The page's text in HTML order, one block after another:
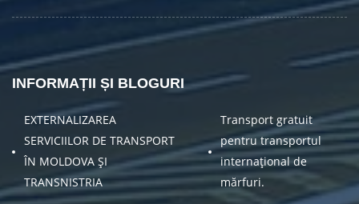
INFORMAȚII ȘI BLOGURI
EXTERNALIZAREA
SERVICIILOR DE TRANSPORT
ÎN MOLDOVA ȘI
TRANSNISTRIA
Transport gratuit
pentru transportul
internațional de
mărfuri.